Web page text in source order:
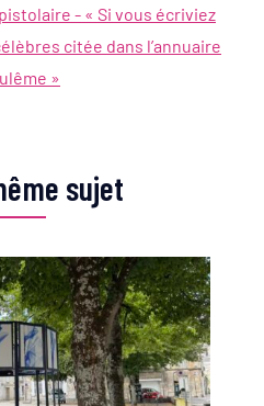
- « Si vous écriviez
citée dans l’annuaire
»
sujet